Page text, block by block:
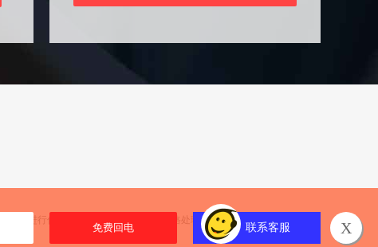
联系客服 X
们进行信息反馈，我们将按照规定严格处理。餐饮商机网温馨提示您：